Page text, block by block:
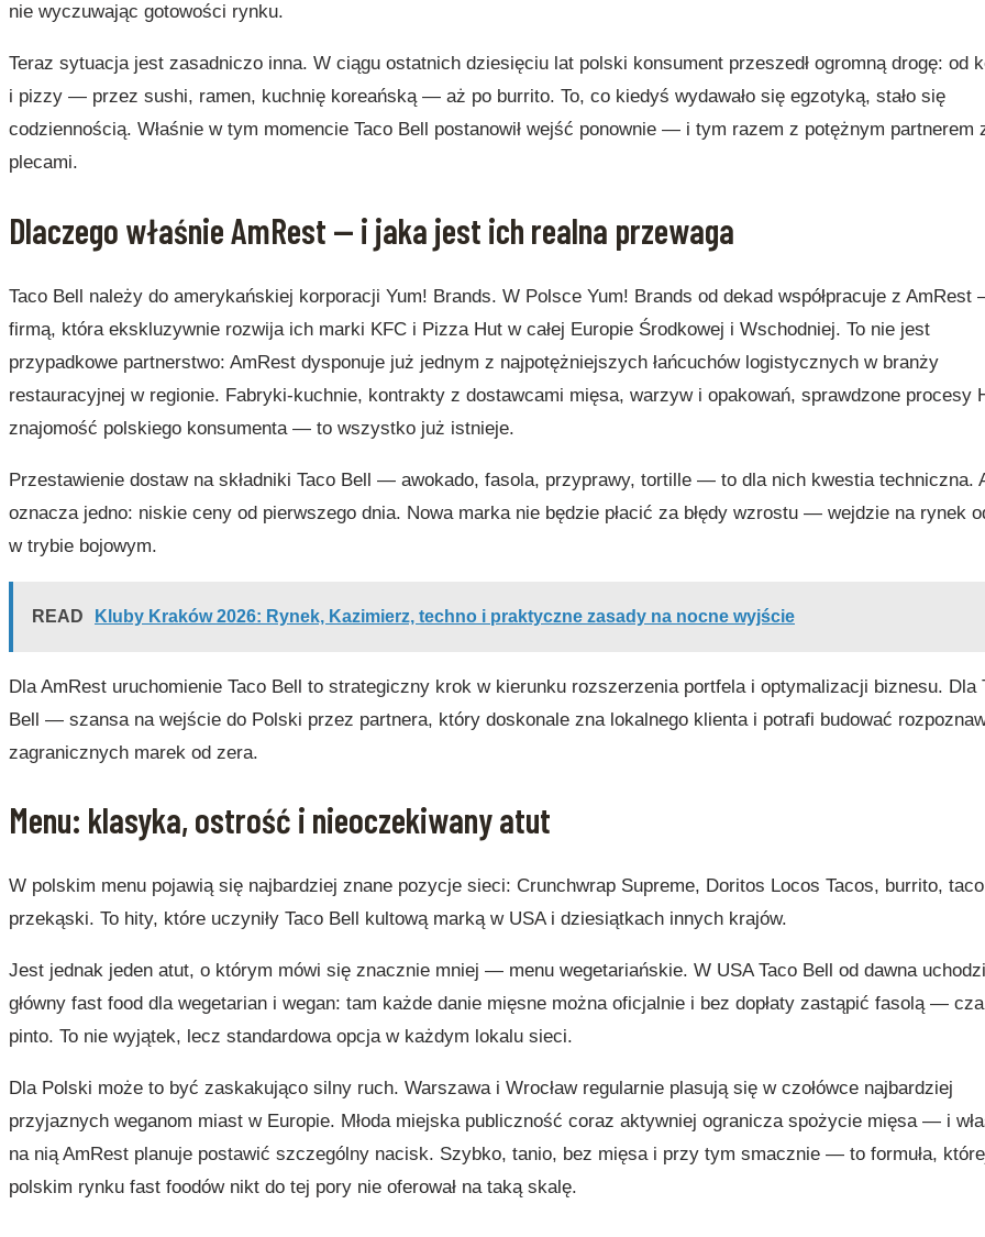
nie wyczuwając gotowości rynku.
Teraz sytuacja jest zasadniczo inna. W ciągu ostatnich dziesięciu lat polski konsument przeszedł ogromną drogę: od
i pizzy — przez sushi, ramen, kuchnię koreańską — aż po burrito. To, co kiedyś wydawało się egzotyką, stało się
codziennością. Właśnie w tym momencie Taco Bell postanowił wejść ponownie — i tym razem z potężnym partnerem
plecami.
Dlaczego właśnie AmRest — i jaka jest ich realna przewaga
Taco Bell należy do amerykańskiej korporacji Yum! Brands. W Polsce Yum! Brands od dekad współpracuje z AmRest
firmą, która ekskluzywnie rozwija ich marki KFC i Pizza Hut w całej Europie Środkowej i Wschodniej. To nie jest
przypadkowe partnerstwo: AmRest dysponuje już jednym z najpotężniejszych łańcuchów logistycznych w branży
restauracyjnej w regionie. Fabryki-kuchnie, kontrakty z dostawcami mięsa, warzyw i opakowań, sprawdzone procesy
znajomość polskiego konsumenta — to wszystko już istnieje.
Przestawienie dostaw na składniki Taco Bell — awokado, fasola, przyprawy, tortille — to dla nich kwestia techniczna.
oznacza jedno: niskie ceny od pierwszego dnia. Nowa marka nie będzie płacić za błędy wzrostu — wejdzie na rynek
w trybie bojowym.
READ Kluby Kraków 2026: Rynek, Kazimierz, techno i praktyczne zasady na nocne wyjście
Dla AmRest uruchomienie Taco Bell to strategiczny krok w kierunku rozszerzenia portfela i optymalizacji biznesu. Dla
Bell — szansa na wejście do Polski przez partnera, który doskonale zna lokalnego klienta i potrafi budować
zagranicznych marek od zera.
Menu: klasyka, ostrość i nieoczekiwany atut
W polskim menu pojawią się najbardziej znane pozycje sieci: Crunchwrap Supreme, Doritos Locos Tacos, burrito,
przekąski. To hity, które uczyniły Taco Bell kultową marką w USA i dziesiątkach innych krajów.
Jest jednak jeden atut, o którym mówi się znacznie mniej — menu wegetariańskie. W USA Taco Bell od dawna
główny fast food dla wegetarian i wegan: tam każde danie mięsne można oficjalnie i bez dopłaty zastąpić fasolą —
pinto. To nie wyjątek, lecz standardowa opcja w każdym lokalu sieci.
Dla Polski może to być zaskakująco silny ruch. Warszawa i Wrocław regularnie plasują się w czołówce najbardziej
przyjaznych weganom miast w Europie. Młoda miejska publiczność coraz aktywniej ogranicza spożycie mięsa — i
na nią AmRest planuje postawić szczególny nacisk. Szybko, tanio, bez mięsa i przy tym smacznie — to formuła,
polskim rynku fast foodów nikt do tej pory nie oferował na taką skalę.